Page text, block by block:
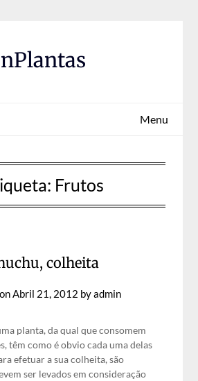
nPlantas
Menu
Frutos
colheita
Abril 21, 2012 byadmin
planta, da qual que consomem
têm como é obvio cada uma delas
efetuar a sua colheita, são
ser levados em consideração